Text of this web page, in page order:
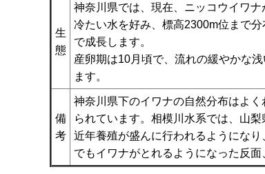
生
態
神奈川県では、現在、ニッコウイワナ
冷たい水を好み、標高2300m位まで
で成長します。
産卵期は10月頃で、流れの緩やかな
ます。
備
考
神奈川県下のイワナの自然分布はよ
られています。相模川水系では、山
近年養殖が盛んに行われるようにな
でもイワナがとれるようになった反